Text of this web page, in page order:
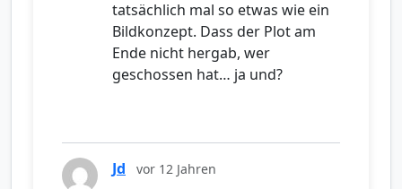
tatsächlich mal so etwas wie ein
Bildkonzept. Dass der Plot am
Ende nicht hergab, wer
geschossen hat… ja und?
Jd vor 12 Jahren